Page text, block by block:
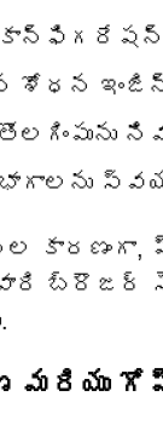
శోధన
భాగాలను
కారణంగా,
బ్రౌజర్